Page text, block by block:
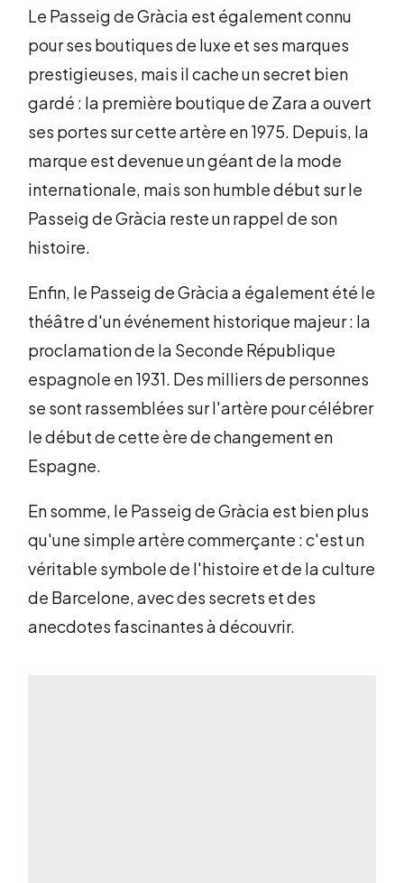
Le Passeig de Gràcia est également connu
pour ses boutiques de luxe et ses marques
prestigieuses, mais il cache un secret bien
gardé : la première boutique de Zara a ouvert
ses portes sur cette artère en 1975. Depuis, la
marque est devenue un géant de la mode
internationale, mais son humble début sur le
Passeig de Gràcia reste un rappel de son
histoire.
Enfin, le Passeig de Gràcia a également été le
théâtre d'un événement historique majeur : la
proclamation de la Seconde République
espagnole en 1931. Des milliers de personnes
se sont rassemblées sur l'artère pour célébrer
le début de cette ère de changement en
Espagne.
En somme, le Passeig de Gràcia est bien plus
qu'une simple artère commerçante : c'est un
véritable symbole de l'histoire et de la culture
de Barcelone, avec des secrets et des
anecdotes fascinantes à découvrir.